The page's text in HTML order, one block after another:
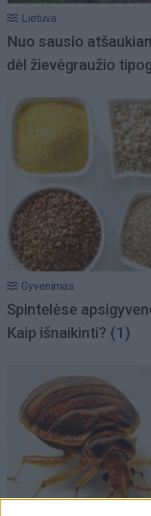
Lietuva
Nuo sausio
dėl žievėgraužio
Gyvenimas
Spintelėse
Kaip išnaikinti? (1)